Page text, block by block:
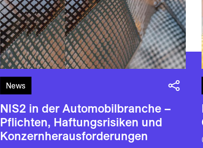
News
NIS2 in der Automobilbranche –
Pflichten, Haftungsrisiken und
Konzernherausforderungen